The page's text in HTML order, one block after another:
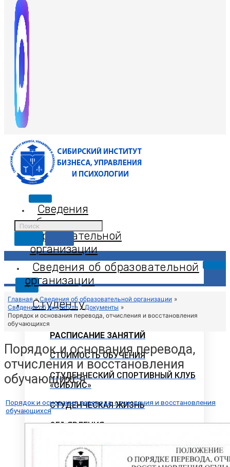
Сведения
об
образовательной
организации
X
Сведения об образовательной
организации
Студенту
РАСПИСАНИЕ ЗАНЯТИЙ
СТОИМОСТЬ ОБУЧЕНИЯ
СТУДЕНЧЕСКИЙ СПОРТИВНЫЙ КЛУБ
«СИБЛИС»
СТУДЕНЧЕСКАЯ ЖИЗНЬ
ОБЪЯВЛЕНИЯ
ГОРЯЧАЯ ЛИНИЯ ДЛЯ СТУДЕНТОВ
СВОДНЫЕ ГРАФИКИ УЧЕБНОГО
Главная
Сведения об образовательной организации
Сведения об институте
Документы
Порядок и основания перевода, отчисления и восстановления
обучающихся
Порядок и основания перевода,
отчисления и восстановления
обучающихся
Порядок и основания перевода, отчисления и восстановления
обучающихся